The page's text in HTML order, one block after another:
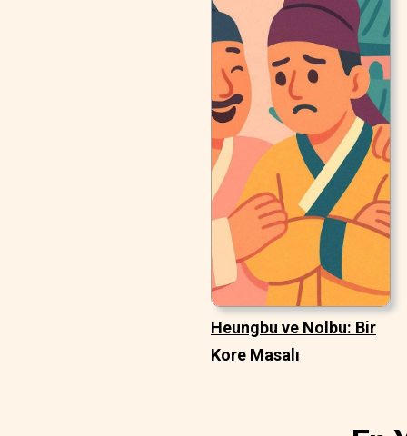
Heungbu ve Nolbu: Bir
Kore Masalı